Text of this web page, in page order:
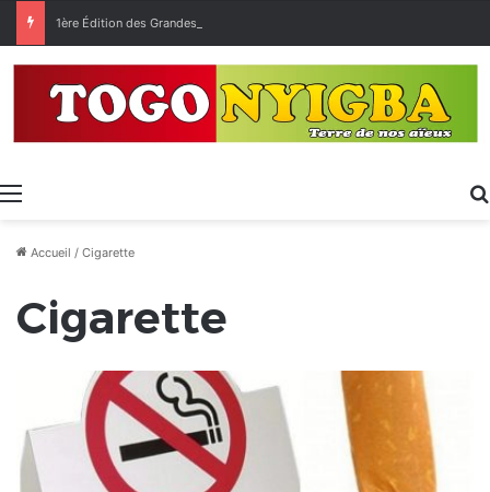
Menu
Accueil / Cigarette
Cigarette